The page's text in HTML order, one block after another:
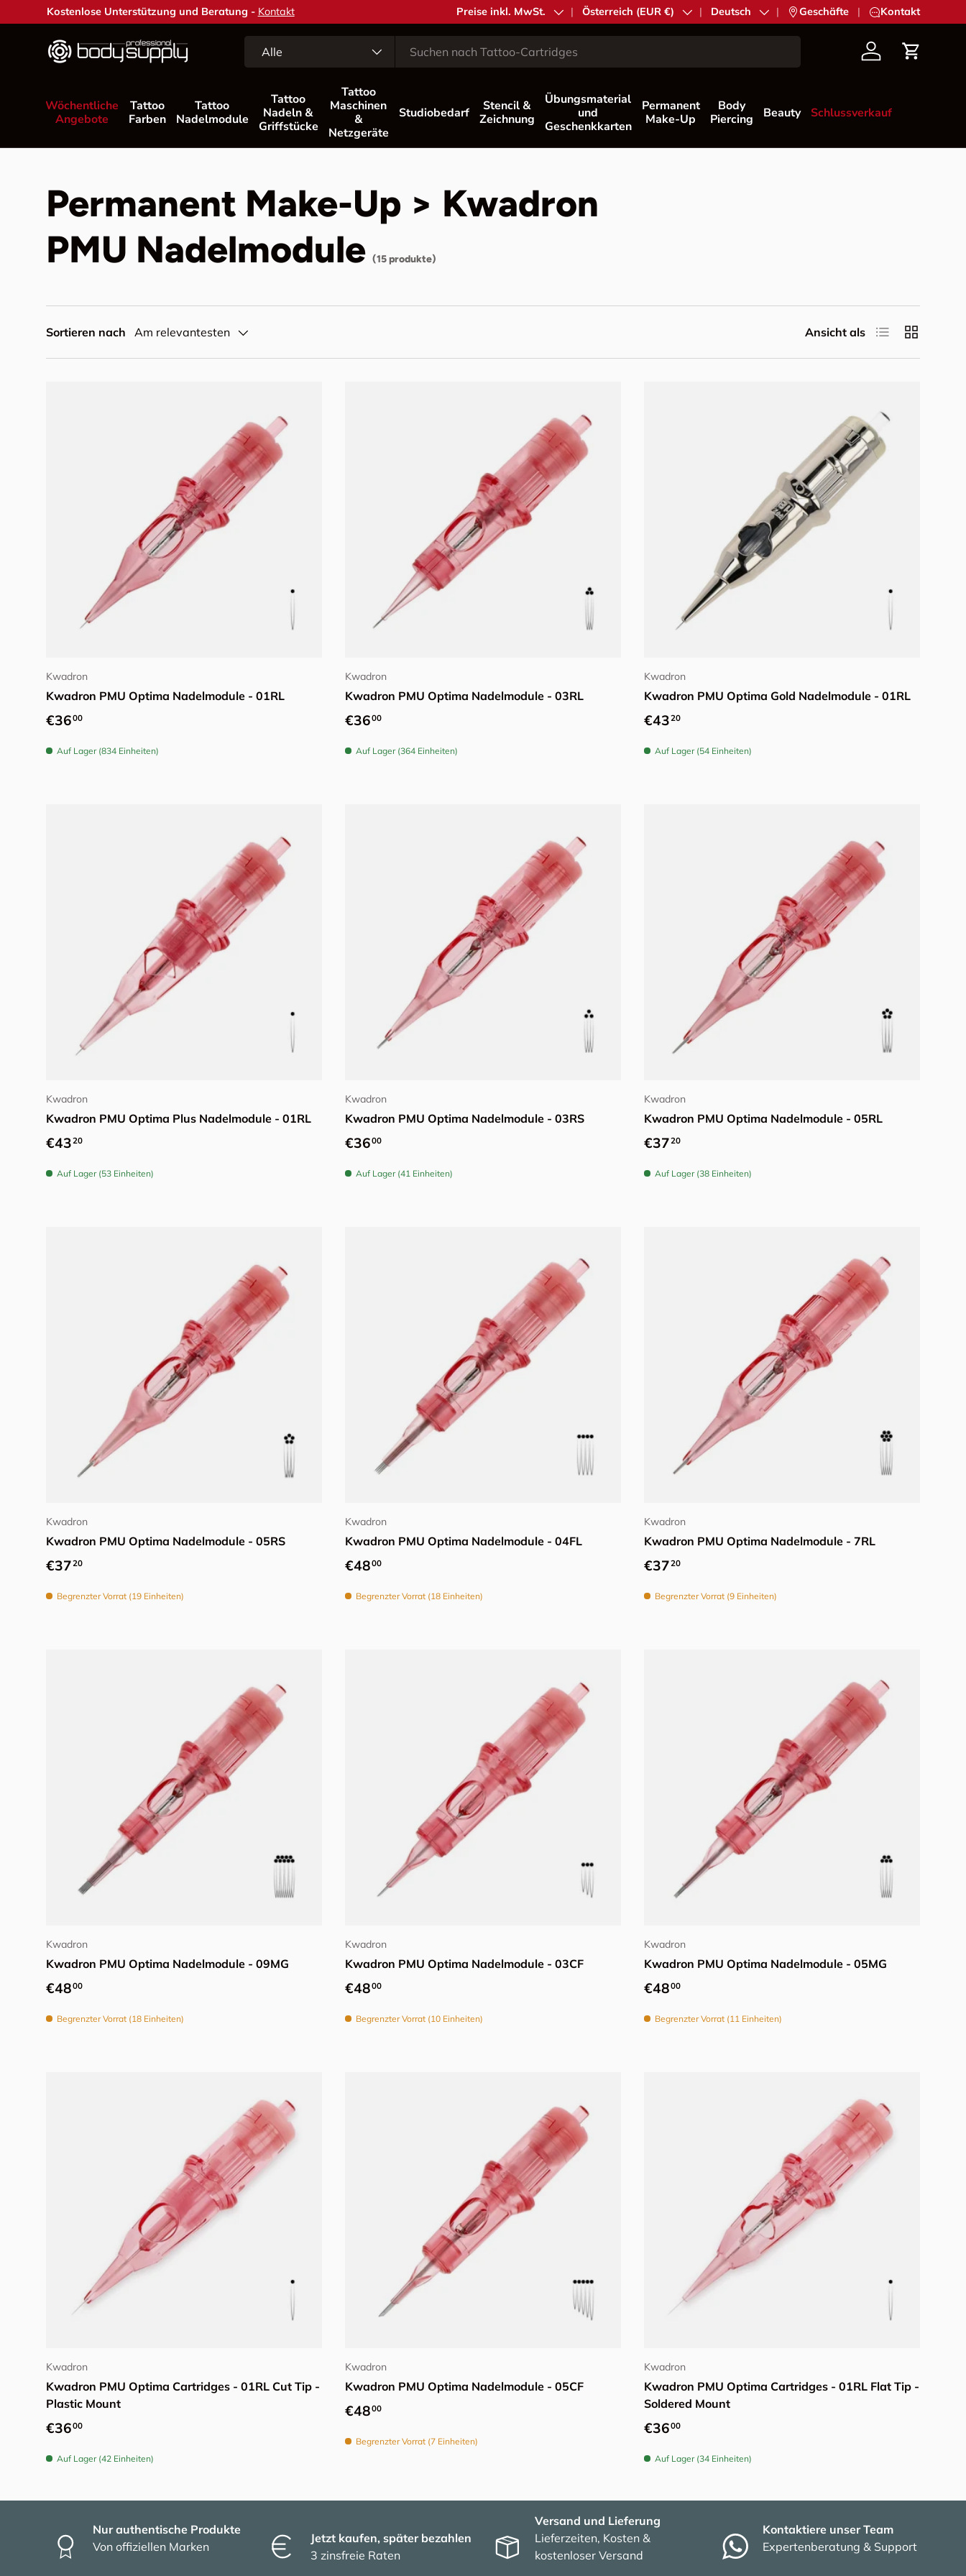
Direkt zum Inhalt
Kostenlose Unterstützung und Beratung - Kontakt MwSt.
Preise inkl. MwSt. Land/Region
Österreich (EUR €) SpracheDeutsch | Geschäfte | Kontakt
Alle Konto
Wöchentliche
Angebote
Tattoo
Farben
Tattoo
Nadelmodule
Tattoo
Nadeln &
Griffstücke
Tattoo
Maschinen
&
Netzgeräte
Studiobedarf
Stencil &
Zeichnung
Übungsmaterial
und
Geschenkkarten
Permanent
Make-Up
Body
Piercing
Beauty Schlussverkauf
Permanent Make-Up > Kwadron
PMU Nadelmodule (15 produkte)
Sortieren nach Am relevantesten Ansicht als Produktliste
Kwadron
Kwadron PMU Optima Nadelmodule - 01RL
Normaler Preis
€3600
Auf Lager (834 Einheiten)
Kwadron
Kwadron PMU Optima Nadelmodule - 03RL
Normaler Preis
€3600
Auf Lager (364 Einheiten)
Kwadron
Kwadron PMU Optima Gold Nadelmodule - 01RL
Normaler Preis
€4320
Auf Lager (54 Einheiten)
Kwadron
Kwadron PMU Optima Plus Nadelmodule - 01RL
Normaler Preis
€4320
Auf Lager (53 Einheiten)
Kwadron
Kwadron PMU Optima Nadelmodule - 03RS
Normaler Preis
€3600
Auf Lager (41 Einheiten)
Kwadron
Kwadron PMU Optima Nadelmodule - 05RL
Normaler Preis
€3720
Auf Lager (38 Einheiten)
Kwadron
Kwadron PMU Optima Nadelmodule - 05RS
Normaler Preis
€3720
Begrenzter Vorrat (19 Einheiten)
Kwadron
Kwadron PMU Optima Nadelmodule - 04FL
Normaler Preis
€4800
Begrenzter Vorrat (18 Einheiten)
Kwadron
Kwadron PMU Optima Nadelmodule - 7RL
Normaler Preis
€3720
Begrenzter Vorrat (9 Einheiten)
Kwadron
Kwadron PMU Optima Nadelmodule - 09MG
Normaler Preis
€4800
Begrenzter Vorrat (18 Einheiten)
Kwadron
Kwadron PMU Optima Nadelmodule - 03CF
Normaler Preis
€4800
Begrenzter Vorrat (10 Einheiten)
Kwadron
Kwadron PMU Optima Nadelmodule - 05MG
Normaler Preis
€4800
Begrenzter Vorrat (11 Einheiten)
Kwadron
Kwadron PMU Optima Cartridges - 01RL Cut Tip -
Plastic Mount
Normaler Preis
€3600
Auf Lager (42 Einheiten)
Kwadron
Kwadron PMU Optima Nadelmodule - 05CF
Normaler Preis
€4800
Begrenzter Vorrat (7 Einheiten)
Kwadron
Kwadron PMU Optima Cartridges - 01RL Flat Tip -
Soldered Mount
Normaler Preis
€3600
Auf Lager (34 Einheiten)
Nur authentische Produkte
Von offiziellen Marken
Jetzt kaufen, später bezahlen
3 zinsfreie Raten
Versand und Lieferung
Lieferzeiten, Kosten &
kostenloser Versand
Kontaktiere unser Team
Expertenberatung & Support